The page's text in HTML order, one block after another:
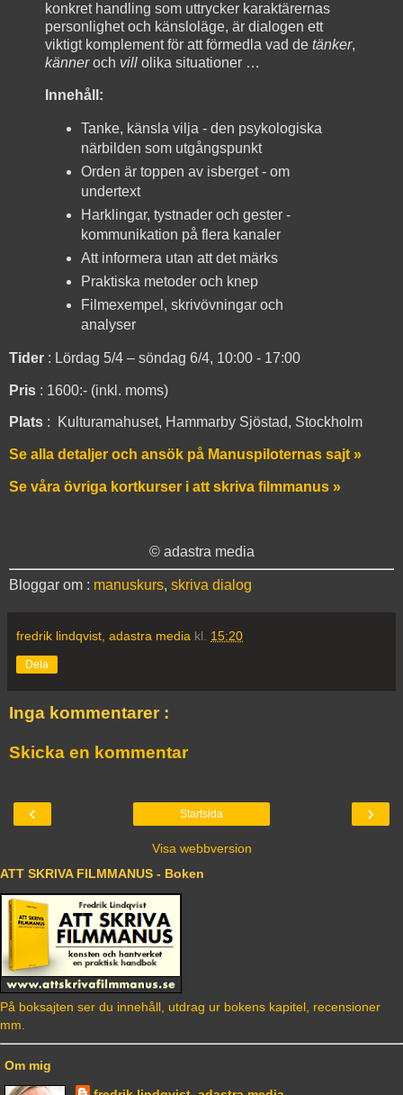
konkret handling som uttrycker karaktärernas
personlighet och känsloläge, är dialogen ett
viktigt komplement för att förmedla vad de tänker,
känneroch vill olika situationer …
Innehåll:
Tanke, känsla vilja - den psykologiska
närbilden som utgångspunkt
Orden är toppen av isberget - om
undertext
Harklingar, tystnader och gester -
kommunikation på flera kanaler
Att informera utan att det märks
Praktiska metoder och knep
Filmexempel, skrivövningar och
analyser
Tider : Lördag 5/4 – söndag 6/4, 10:00 - 17:00
Pris : 1600:- (inkl. moms)
Plats : Kulturamahuset, Hammarby Sjöstad, Stockholm
Se alla detaljer och ansök på Manuspiloternas sajt »
Se våra övriga kortkurser i att skriva filmmanus »
© adastra media
Bloggar om : manuskurs, skriva dialog
fredrik lindqvist, adastra media kl. 15:20
Dela
Inga kommentarer :
Skicka en kommentar
‹ ›
Startsida
Visa webbversion
ATT SKRIVA FILMMANUS - Boken
På boksajten ser du innehåll, utdrag ur bokens kapitel, recensioner
mm.
Om mig